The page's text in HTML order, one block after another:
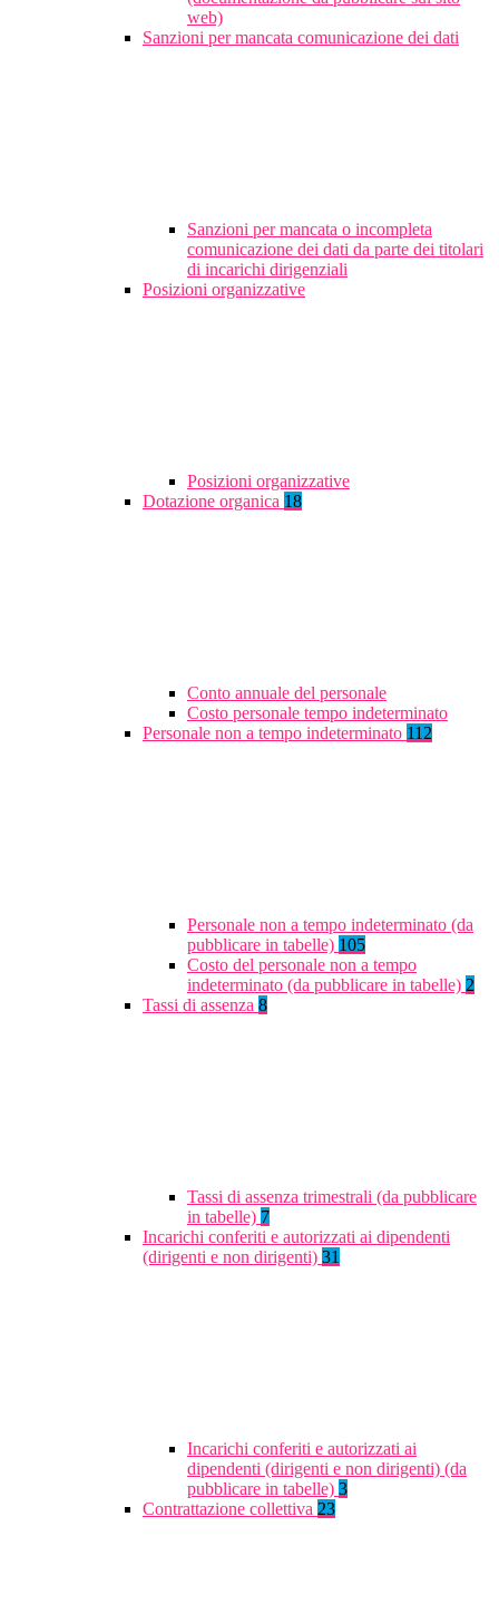
web)
Sanzioni per mancata comunicazione dei dati
Sanzioni per mancata o incompleta
comunicazione dei dati da parte dei titolari
di incarichi dirigenziali
Posizioni organizzative
Posizioni organizzative
Dotazione organica 18
Conto annuale del personale
Costo personale tempo indeterminato
Personale non a tempo indeterminato 112
Personale non a tempo indeterminato (da
pubblicare in tabelle) 105
Costo del personale non a tempo
indeterminato (da pubblicare in tabelle) 2
Tassi di assenza 8
Tassi di assenza trimestrali (da pubblicare
in tabelle) 7
Incarichi conferiti e autorizzati ai dipendenti
(dirigenti e non dirigenti) 31
Incarichi conferiti e autorizzati ai
dipendenti (dirigenti e non dirigenti) (da
pubblicare in tabelle) 3
Contrattazione collettiva 23